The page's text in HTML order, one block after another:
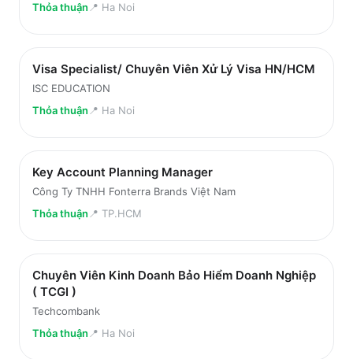
Thỏa thuận 📍 Ha Noi
Visa Specialist/ Chuyên Viên Xử Lý Visa HN/HCM
ISC EDUCATION
Thỏa thuận 📍 Ha Noi
Key Account Planning Manager
Công Ty TNHH Fonterra Brands Việt Nam
Thỏa thuận 📍 TP.HCM
Chuyên Viên Kinh Doanh Bảo Hiểm Doanh Nghiệp
( TCGI )
Techcombank
Thỏa thuận 📍 Ha Noi